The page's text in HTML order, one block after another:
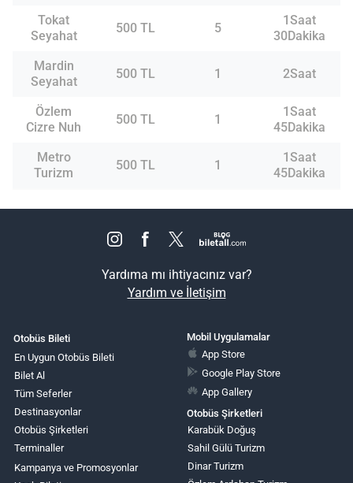
Tokat
Seyahat
500 TL 5
1Saat
30Dakika
Mardin
Seyahat
500 TL 1 2Saat
Özlem
Cizre Nuh
500 TL 1
1Saat
45Dakika
Metro
Turizm
500 TL 1
1Saat
45Dakika
Yardıma mı ihtiyacınız var?
Yardım ve İletişim
Otobüs Bileti
En Uygun Otobüs Bileti
Bilet Al
Tüm Seferler
Destinasyonlar
Otobüs Şirketleri
Terminaller
Kampanya ve Promosyonlar
Mobil Uygulamalar
App Store
Google Play Store
App Gallery
Otobüs Şirketleri
Karabük Doğuş
Sahil Gülü Turizm
Dinar Turizm